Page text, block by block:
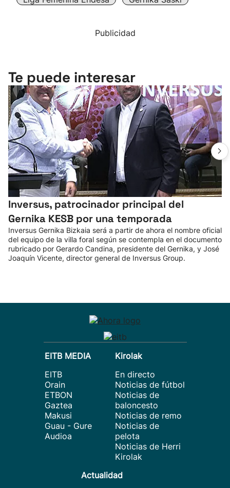
Publicidad
Te puede interesar
Inversus, patrocinador principal del
Gernika KESB por una temporada
Inversus Gernika Bizkaia será a partir de ahora el nombre oficial
del equipo de la villa foral según se contempla en el documento
rubricado por Gerardo Candina, presidente del Gernika, y José
Joaquín Vicente, director general de Inversus Group.
EITB MEDIA
EITB
Orain
ETBON
Gaztea
Makusi
Guau - Gure
Audioa
Kirolak
En directo
Noticias de fútbol
Noticias de
baloncesto
Noticias de remo
Noticias de
pelota
Noticias de Herri
Kirolak
Actualidad